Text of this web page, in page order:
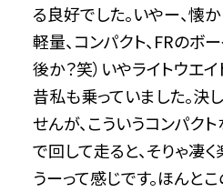
る良好でした。いやー、懐か
軽量、コンパクト、FRのボ
後か？笑）いやライトウエ
昔私も乗っていました。決
せんが、こういうコンパク
で回して走ると、そりゃ凄く
うーって感じです。ほんと